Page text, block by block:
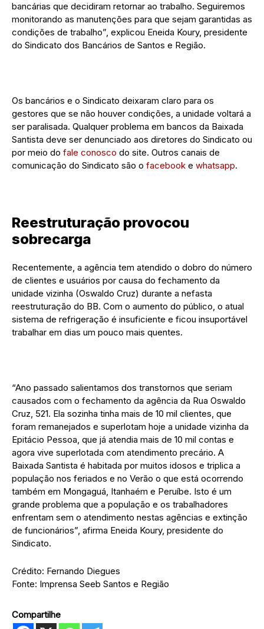
bancárias que decidiram retornar ao trabalho. Seguiremos
monitorando as manutenções para que sejam garantidas as
condições de trabalho”, explicou Eneida Koury, presidente
do Sindicato dos Bancários de Santos e Região.
Os bancários e o Sindicato deixaram claro para os
gestores que se não houver condições, a unidade voltará a
ser paralisada. Qualquer problema em bancos da Baixada
Santista deve ser denunciado aos diretores do Sindicato ou
por meio do fale conosco do site. Outros canais de
comunicação do Sindicato são o facebook e whatsapp.
Reestruturação provocou
sobrecarga
Recentemente, a agência tem atendido o dobro do número
de clientes e usuários por causa do fechamento da
unidade vizinha (Oswaldo Cruz) durante a nefasta
reestruturação do BB. Com o aumento do público, o atual
sistema de refrigeração é insuficiente e ficou insuportável
trabalhar em dias um pouco mais quentes.
“Ano passado salientamos dos transtornos que seriam
causados com o fechamento da agência da Rua Oswaldo
Cruz, 521. Ela sozinha tinha mais de 10 mil clientes, que
foram remanejados e superlotam hoje a unidade vizinha da
Epitácio Pessoa, que já atendia mais de 10 mil contas e
agora vive superlotada com atendimento precário. A
Baixada Santista é habitada por muitos idosos e triplica a
população nos feriados e no Verão o que está ocorrendo
também em Mongaguá, Itanhaém e Peruíbe. Isto é um
grande problema que a população e os trabalhadores
enfrentam sem o atendimento nestas agências e extinção
de funcionários”, afirma Eneida Koury, presidente do
Sindicato.
Crédito: Fernando Diegues
Fonte: Imprensa Seeb Santos e Região
Compartilhe